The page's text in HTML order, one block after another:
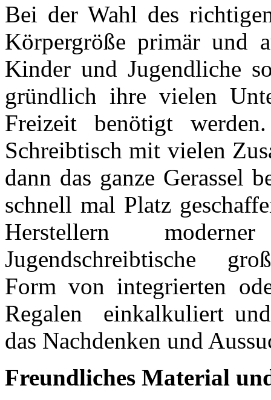
Bei der Wahl des
Körpergröße primär und
Kinder und Jugendliche
gründlich ihre vielen
Freizeit benötigt
Schreibtisch mit vielen
dann das ganze Gerassel
schnell mal Platz
Herstellern moderner
Jugendschreibtische
Form von integrierten
Regalen einkalkuliert
das Nachdenken und
Freundliches Material